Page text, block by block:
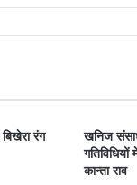
रंग
खनिज
कान्ता राव